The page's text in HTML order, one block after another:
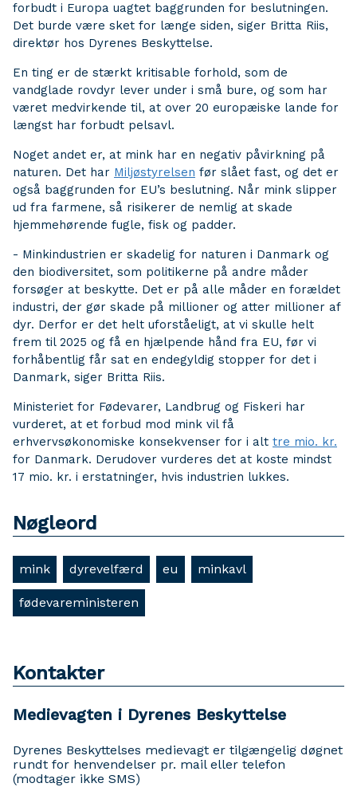
forbudt i Europa uagtet baggrunden for beslutningen.
Det burde være sket for længe siden, siger Britta Riis,
direktør hos Dyrenes Beskyttelse.
En ting er de stærkt kritisable forhold, som de
vandglade rovdyr lever under i små bure, og som har
været medvirkende til, at over 20 europæiske lande for
længst har forbudt pelsavl.
Noget andet er, at mink har en negativ påvirkning på
naturen. Det har Miljøstyrelsen før slået fast, og det er
også baggrunden for EU’s beslutning. Når mink slipper
ud fra farmene, så risikerer de nemlig at skade
hjemmehørende fugle, fisk og padder.
- Minkindustrien er skadelig for naturen i Danmark og
den biodiversitet, som politikerne på andre måder
forsøger at beskytte. Det er på alle måder en forældet
industri, der gør skade på millioner og atter millioner af
dyr. Derfor er det helt uforståeligt, at vi skulle helt
frem til 2025 og få en hjælpende hånd fra EU, før vi
forhåbentlig får sat en endegyldig stopper for det i
Danmark, siger Britta Riis.
Ministeriet for Fødevarer, Landbrug og Fiskeri har
vurderet, at et forbud mod mink vil få
erhvervsøkonomiske konsekvenser for i alt tre mio. kr.
for Danmark. Derudover vurderes det at koste mindst
17 mio. kr. i erstatninger, hvis industrien lukkes.
Nøgleord
mink dyrevelfærd eu minkavl
fødevareministeren
Kontakter
Medievagten i Dyrenes Beskyttelse
Dyrenes Beskyttelses medievagt er tilgængelig døgnet
rundt for henvendelser pr. mail eller telefon
(modtager ikke SMS)